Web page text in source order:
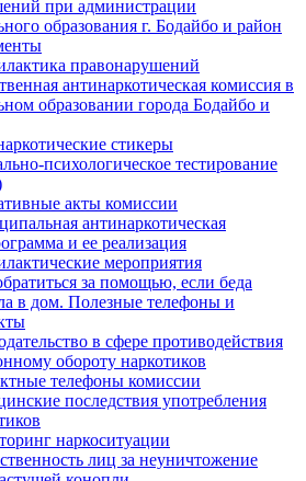
при администрации
образования г. Бодайбо и район
правонарушений
антинаркотическая комиссия в
образовании города Бодайбо и
стикеры
психологическое тестирование
акты комиссии
антинаркотическая
и ее реализация
мероприятия
за помощью, если беда
в дом. Полезные телефоны и
в сфере противодействия
обороту наркотиков
телефоны комиссии
последствия употребления
наркоситуации
лиц за неуничтожение